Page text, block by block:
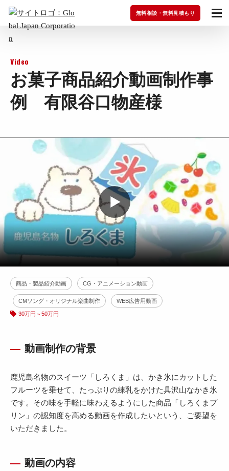
無料相談・無料見積もり
Video
お菓子商品紹介動画制作事
例 有限谷口物産様
商品・製品紹介動画 CG・アニメーション動画
CMソング・オリジナル楽曲制作 WEB広告用動画
30万円～50万円
動画制作の背景
鹿児島名物のスイーツ「しろくま」は、かき氷にカットした
フルーツを乗せて、たっぷりの練乳をかけた具沢山なかき氷
です。その味を手軽に味わえるようにした商品「しろくまプ
リン」の認知度を高める動画を作成したいという、ご要望を
いただきました。
動画の内容